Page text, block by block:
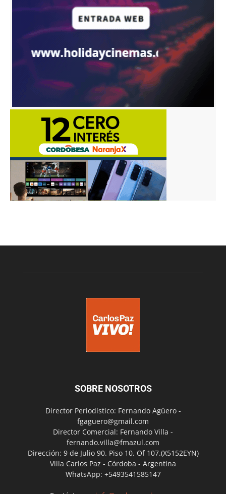
SOBRE NOSOTROS
Director Periodístico: Fernando Agüero -
fgaguero@gmail.com
Director Comercial: Fernando Villa -
fernando.villa@fmazul.com
Dirección: 9 de Julio 90. Piso 10. Of 107.(X5152EYN)
Villa Carlos Paz - Córdoba - Argentina
WhatsApp: +5493541585147